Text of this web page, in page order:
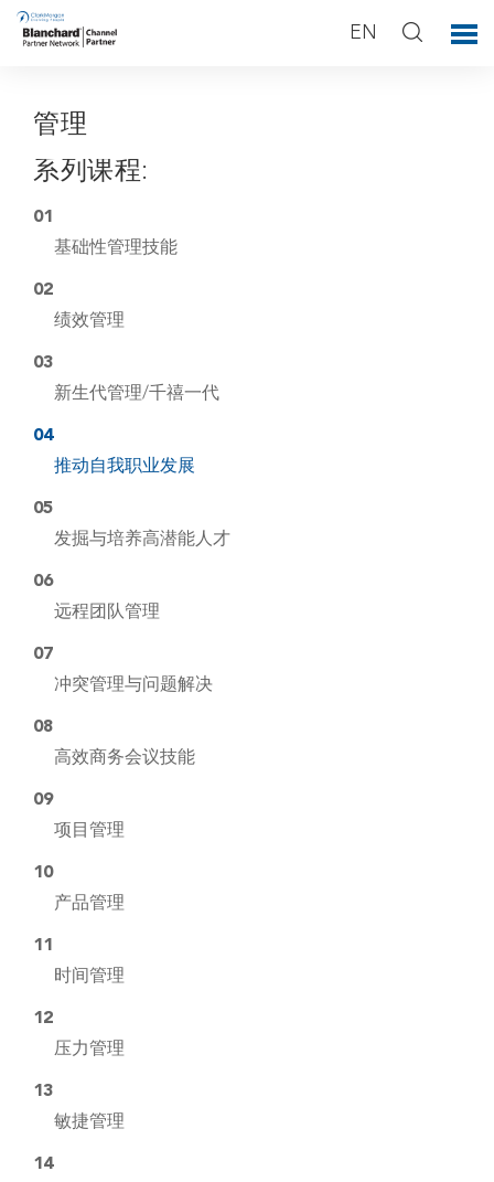
EN
管理
系列课程:
01
基础性管理技能
02
绩效管理
03
新生代管理/千禧一代
04
推动自我职业发展
05
发掘与培养高潜能人才
06
远程团队管理
07
冲突管理与问题解决
08
高效商务会议技能
09
项目管理
10
产品管理
11
时间管理
12
压力管理
13
敏捷管理
14